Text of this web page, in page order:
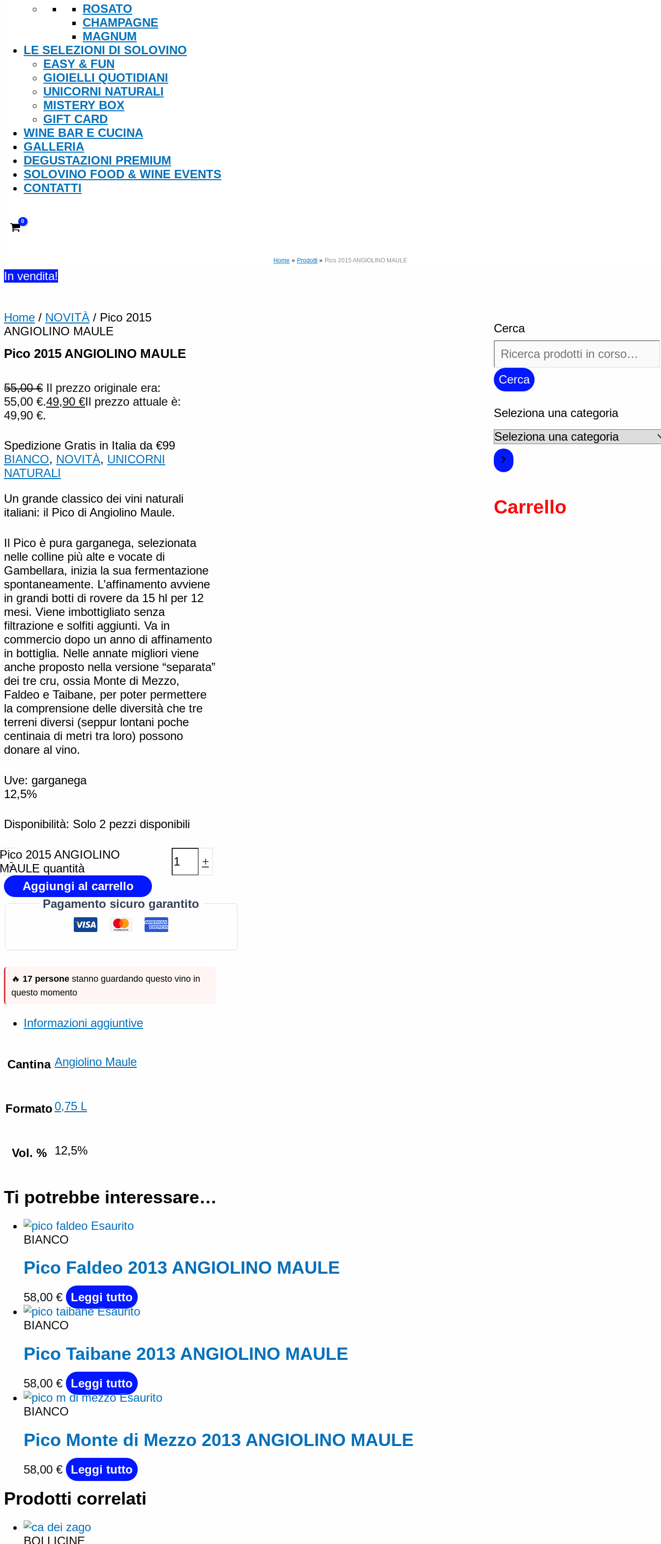
ROSATO
CHAMPAGNE
MAGNUM
LE SELEZIONI DI SOLOVINO
EASY & FUN
GIOIELLI QUOTIDIANI
UNICORNI NATURALI
MISTERY BOX
GIFT CARD
WINE BAR E CUCINA
GALLERIA
DEGUSTAZIONI PREMIUM
SOLOVINO FOOD & WINE EVENTS
CONTATTI
Home Prodotti Pico 2015 ANGIOLINO MAULE
In vendita!
Home / NOVITÀ / Pico 2015
ANGIOLINO MAULE
Pico 2015 ANGIOLINO MAULE
55,00€ Il prezzo originale era:
55,00 €.49,90 €Il prezzo attuale è:
49,90 €.
Spedizione Gratis in Italia da €99
BIANCO, NOVITÀ, UNICORNI
NATURALI
Un grande classico dei vini naturali
italiani: il Pico di Angiolino Maule.
Il Pico è pura garganega, selezionata
nelle colline più alte e vocate di
Gambellara, inizia la sua fermentazione
spontaneamente. L’affinamento avviene
in grandi botti di rovere da 15 hl per 12
mesi. Viene imbottigliato senza
filtrazione e solfiti aggiunti. Va in
commercio dopo un anno di affinamento
in bottiglia. Nelle annate migliori viene
anche proposto nella versione “separata”
dei tre cru, ossia Monte di Mezzo,
Faldeo e Taibane, per poter permettere
la comprensione delle diversità che tre
terreni diversi (seppur lontani poche
centinaia di metri tra loro) possono
donare al vino.
Uve: garganega
12,5%
Disponibilità: Solo 2 pezzi disponibili
-
2015 ANGIOLINO
quantità
+
Aggiungi al carrello
Pagamento sicuro garantito
🔥 17 persone stanno guardando questo vino in
questo momento
Informazioni aggiuntive
Cantina Angiolino Maule
Formato 0,75 L
Vol. % 12,5%
Ti potrebbe interessare…
Esaurito
BIANCO
Pico Faldeo 2013 ANGIOLINO MAULE
58,00 €
Leggi tutto
Esaurito
BIANCO
Pico Taibane 2013 ANGIOLINO MAULE
58,00 €
Leggi tutto
Esaurito
BIANCO
Pico Monte di Mezzo 2013 ANGIOLINO MAULE
58,00 € Leggi tutto
Prodotti correlati
BOLLICINE
Cerca
Cerca
Seleziona una categoria
Carrello